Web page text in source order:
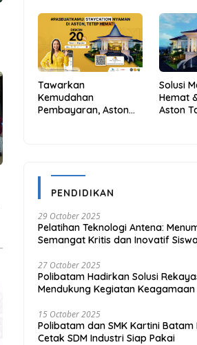
Lebih Praktis dan
Aneng:
Tawarkan
Kemudahan
Pembayaran, Aston
Solusi
Hemat
Aston
PENDIDIKAN
29 October 2025
Pelatihan Teknologi Antena:
Semangat Kritis dan Inovatif Siswa
27 October 2025
Polibatam Hadirkan Solusi
Mendukung Kegiatan
15 October 2025
Polibatam dan SMK Kartini
Cetak SDM Industri Siap Pakai